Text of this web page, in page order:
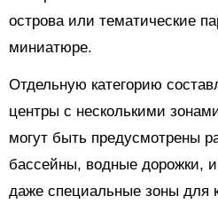
острова или тематические
миниатюре.
Отдельную категорию
центры с несколькими
могут быть предусмотрены
бассейны, водные дорожки,
даже специальные зоны для